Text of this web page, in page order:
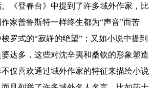
《登春台》中提到了许多域外作家，比
家普鲁斯特一样终生都为“声音”而苦
罗式的“寂静的绝望”；又如小说中提到
达多，这些对沈辛夷和桑钦的形象塑造
仅喜欢通过域外作家的特征来描绘小说